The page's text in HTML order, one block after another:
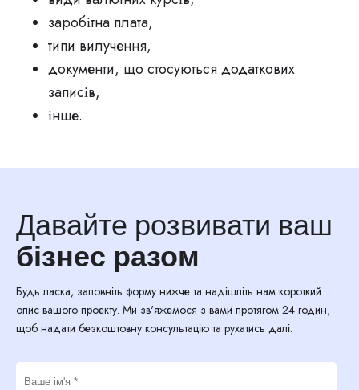
заробітна плата,
типи вилучення,
документи, що стосуються додаткових
записів,
інше.
Давайте розвивати ваш
бізнес разом
Будь ласка, заповніть форму нижче та надішліть нам короткий
опис вашого проекту. Ми зв'яжемося з вами протягом 24 годин,
щоб надати безкоштовну консультацію та рухатись далі.